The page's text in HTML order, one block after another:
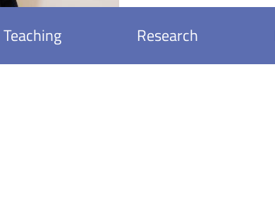
Teaching Research